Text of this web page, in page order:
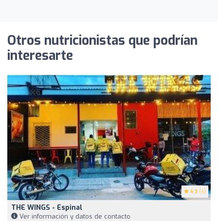
Otros nutricionistas que podrían
interesarte
4.3 (4)
THE WINGS - Espinal
Ver información y datos de contacto